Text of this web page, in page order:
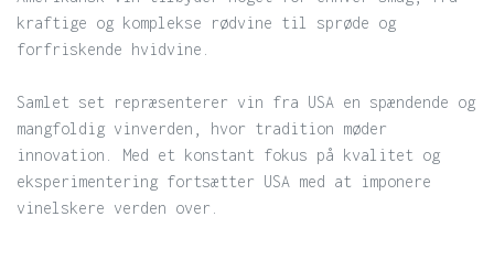
kraftige og komplekse rødvine til sprøde og
forfriskende hvidvine.
Samlet set repræsenterer vin fra USA en spændende og
mangfoldig vinverden, hvor tradition møder
innovation. Med et konstant fokus på kvalitet og
eksperimentering fortsætter USA med at imponere
vinelskere verden over.